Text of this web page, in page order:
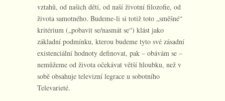
vztahů, od našich dětí, od naší životní filozofie, od
života samotného. Budeme-li si totiž toto „směšné“
kritérium („pobavit se/nasmát se“) klást jako
základní podmínku, kterou budeme tyto své zásadní
existenciální hodnoty definovat, pak – obávám se –
nemůžeme od života očekávat větší hloubku, než v
sobě obsahuje televizní legrace u sobotního
Televarieté.